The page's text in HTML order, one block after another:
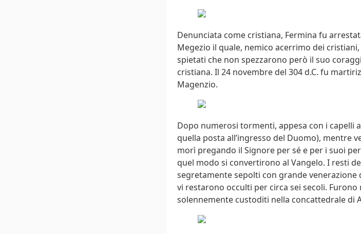
Denunciata come cristiana, Fermina fu
Megezio il quale, nemico acerrimo dei
spietati che non spezzarono però il suo
cristiana. Il 24 novembre del 304 d.C. fu
Magenzio.
Dopo numerosi tormenti, appesa con i capelli
quella posta all’ingresso del Duomo), mentre
morì pregando il Signore per sé e per i suoi
quel modo si convertirono al Vangelo. I resti
segretamente sepolti con grande venerazione
vi restarono occulti per circa sei secoli.
solennemente custoditi nella concattedrale di